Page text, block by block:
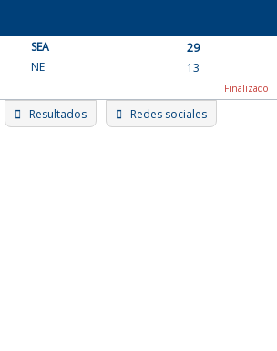
content
SEA
29
NE
13
Finalizado
Resultados Redes sociales